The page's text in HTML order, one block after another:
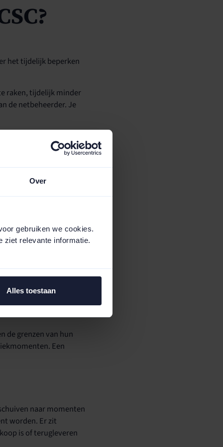
Over
gebruiken we cookies.
ziet relevante informatie.
Alles toestaan
het tijdelijk beperken
raken, tijdelijk minder
de netbeheerder. Je
beperken, terwijl je bij
je
de grenzen van hun
Een
naar momenten
worden. Er zit
is of terugleveren